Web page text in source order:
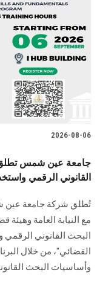
2026-08-06
جامعة عين شمس تطلق
القانوني الرقمي
تُطلق شركة جامعة عين
مع النيابة العامة
البحث القانوني
القضائي"، من خلال
وأساسيات البحث